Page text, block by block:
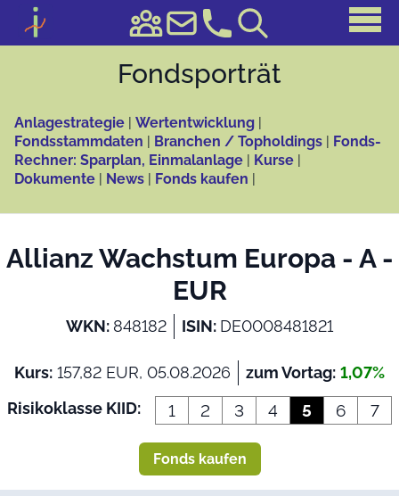
Fonds­porträt
Anlagestrategie | Wertentwicklung |
Fondsstammdaten | Branchen / Topholdings | Fonds-
Rechner: Sparplan, Einmalanlage | Kurse |
Dokumente | News | Fonds kaufen |
Allianz Wachstum Europa - A -
EUR
WKN: 848182 ISIN: DE0008481821
Kurs: 157,82 EUR, 05.08.2026 zum Vortag: 1,07%
Risikoklasse KIID:
1 2 3 4 5 6 7
Fonds kaufen